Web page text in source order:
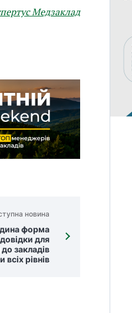
Медзаклад
новина
форма
для
закладів
всіх рівнів